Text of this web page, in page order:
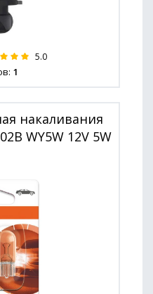
5.0
1
накаливания
WY5W 12V 5W